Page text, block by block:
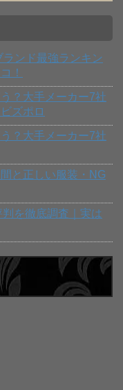
ランド最強ランキン
！
？大手メーカー7社
ズポロ
？大手メーカー7社
と正しい服装・NG
を徹底調査｜実は